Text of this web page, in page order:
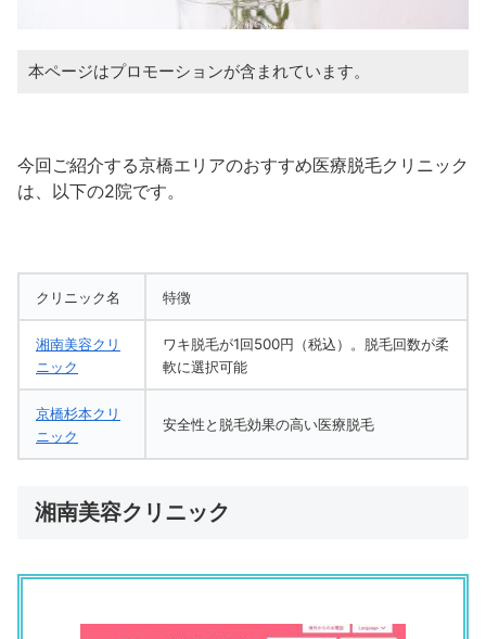
本ページはプロモーションが含まれています。
今回ご紹介する京橋エリアのおすすめ医療脱毛クリニック
は、以下の2院です。
クリニック名 特徴
湘南美容クリ
ニック
ワキ脱毛が1回500円（税込）。脱毛回数が柔
軟に選択可能
京橋杉本クリ
ニック
安全性と脱毛効果の高い医療脱毛
湘南美容クリニック